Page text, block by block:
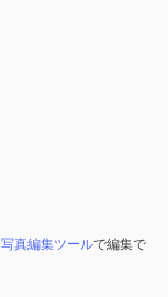
真編集ツールで編集で